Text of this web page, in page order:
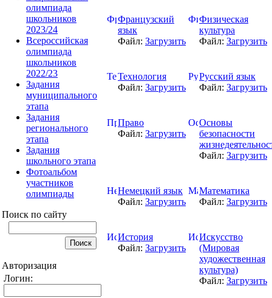
олимпиада
школьников
2023/24
Всероссийская
олимпиада
школьников
2022/23
Задания
муниципального
этапа
Задания
регионального
этапа
Задания
школьного этапа
Фотоальбом
участников
олимпиады
Поиск по сайту
Авторизация
Логин:
Французский
язык
Файл: Загрузить
Физическая
культура
Файл: Загрузить
Технология
Файл: Загрузить
Русский язык
Файл: Загрузить
Право
Файл: Загрузить
Основы
безопасности
Файл: Загрузить
Немецкий язык
Файл: Загрузить
Математика
Файл: Загрузить
История
Файл: Загрузить
Искусство
(Мировая
художественная
культура)
Файл: Загрузить